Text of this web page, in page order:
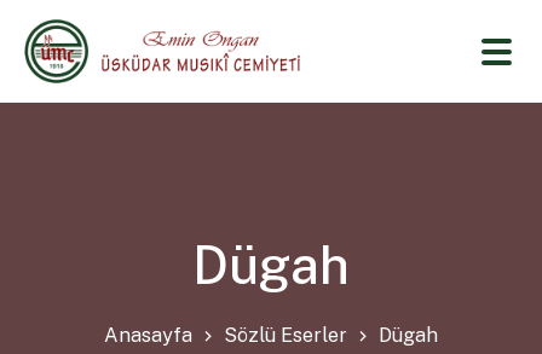
Dügah
Anasayfa Sözlü Eserler Dügah